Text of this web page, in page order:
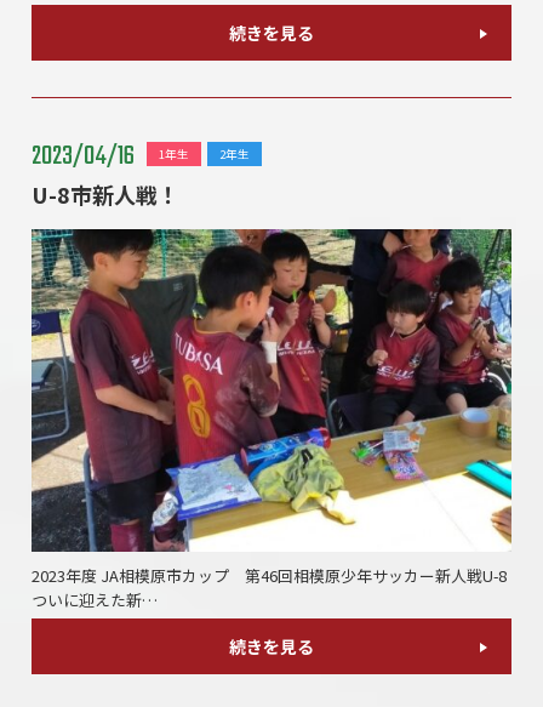
続きを見る
2023/04/16 1年生 2年生
U-8市新人戦！
2023年度 JA相模原市カップ 第46回相模原少年サッカー新人戦U-8
ついに迎えた新…
続きを見る